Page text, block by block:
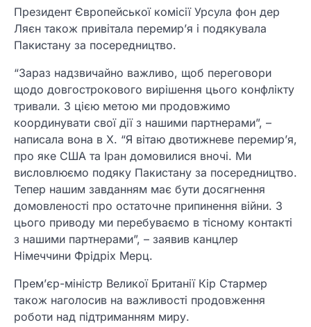
Президент Європейської комісії Урсула фон дер
Ляєн також привітала перемир’я і подякувала
Пакистану за посередництво.
“Зараз надзвичайно важливо, щоб переговори
щодо довгострокового вирішення цього конфлікту
тривали. З цією метою ми продовжимо
координувати свої дії з нашими партнерами”, –
написала вона в Х. “Я вітаю двотижневе перемир’я,
про яке США та Іран домовилися вночі. Ми
висловлюємо подяку Пакистану за посередництво.
Тепер нашим завданням має бути досягнення
домовленості про остаточне припинення війни. З
цього приводу ми перебуваємо в тісному контакті
з нашими партнерами”, – заявив канцлер
Німеччини Фрідріх Мерц.
Прем’єр-міністр Великої Британії Кір Стармер
також наголосив на важливості продовження
роботи над підтриманням миру.